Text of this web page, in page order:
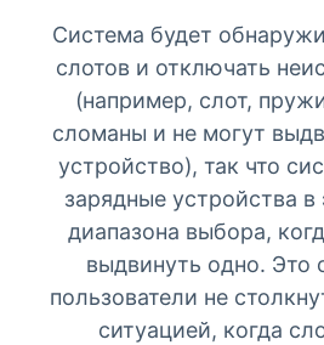
Система будет
слотов и отключать
(например, слот,
сломаны и не могут
устройство), так что
зарядные устройства в
диапазона выбора,
выдвинуть одно. Это
пользователи не
ситуацией, когда